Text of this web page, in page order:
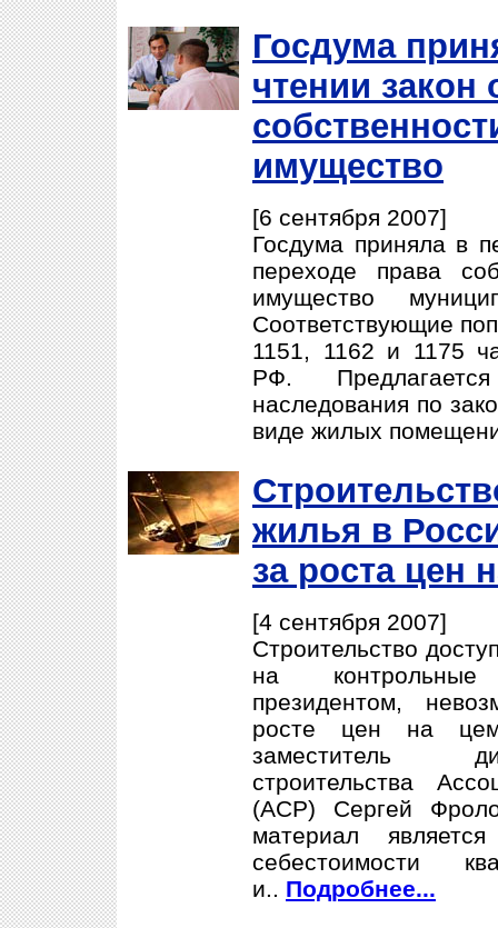
Госдума
чтении закон
имущество
[6 сентября 2007]
Госдума приняла в
переходе права
имущество
Соответствующие
1151, 1162 и 1175
РФ. Предлагается
наследования по
виде жилых
жилья в
за роста цен
[4 сентября 2007]
Строительство
на
президентом,
росте цен на
заместитель
строительства
(АСР) Сергей
материал
себестоимости
и.. Подробнее...